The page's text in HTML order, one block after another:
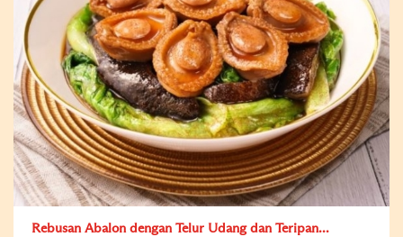
Rebusan Abalon dengan Telur Udang dan Teripan...